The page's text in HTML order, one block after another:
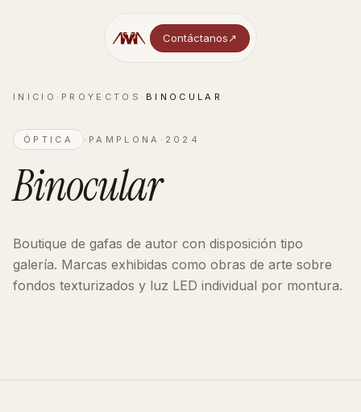
Contáctanos↗︎
INICIO · PROYECTOS · BINOCULAR
ÓPTICA · PAMPLONA · 2024
Binocular
Boutique de gafas de autor con disposición tipo
galería. Marcas exhibidas como obras de arte sobre
fondos texturizados y luz LED individual por montura.